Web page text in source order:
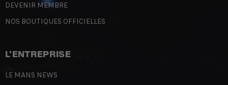
DEVENIR MEMBRE
NOS BOUTIQUES OFFICIELLES
L'ENTREPRISE
LE MANS NEWS